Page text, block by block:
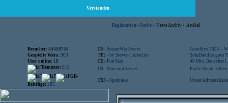
Verstanden
Registration - Suche - News Archiv - Artikel
Besucher: 44458754 CS - SniperWar Server
Goodbye 2025 –
Gespielte Wars: 803 TF2 - by Server-United.de
SofaDaddler goes
User online: 18 CS - FunYard
40 Mio. Beuscher
Benutzer: 618 CS - Mansion Server
Frohe
GB-
Beiträge: 285
CSS - Spelunke Unser